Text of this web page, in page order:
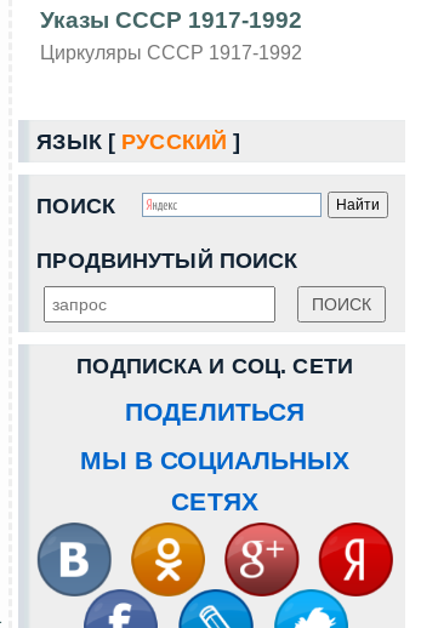
Указы СССР 1917-1992
Циркуляры СССР 1917-1992
ЯЗЫК [ РУССКИЙ ]
ПОИСК
ПРОДВИНУТЫЙ ПОИСК
ПОДПИСКА И СОЦ. СЕТИ
ПОДЕЛИТЬСЯ
МЫ В СОЦИАЛЬНЫХ
СЕТЯХ